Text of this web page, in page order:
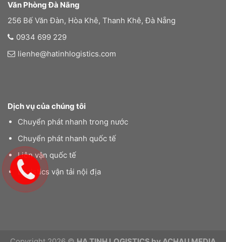
Văn Phòng Đà Nãng
256 Bế Văn Đàn, Hòa Khê, Thanh Khê, Đà Nẵng
0934 699 229
lienhe@hatinhlogistics.com
Dịch vụ của chúng tôi
Chuyển phát nhanh trong nước
Chuyển phát nhanh quốc tế
Liên vận quốc tế
Logistics vận tải nội địa